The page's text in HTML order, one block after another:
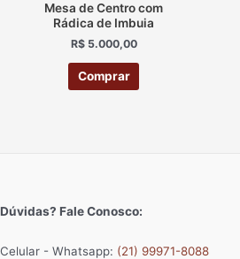
Mesa de Centro com
Rádica de Imbuia
R$5.000,00
Comprar
Dúvidas? Fale Conosco:
Celular - Whatsapp: (21) 99971-8088